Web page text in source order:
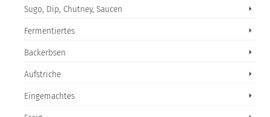
Sugo, Dip, Chutney, Saucen
Fermentiertes
Backerbsen
Aufstriche
Eingemachtes